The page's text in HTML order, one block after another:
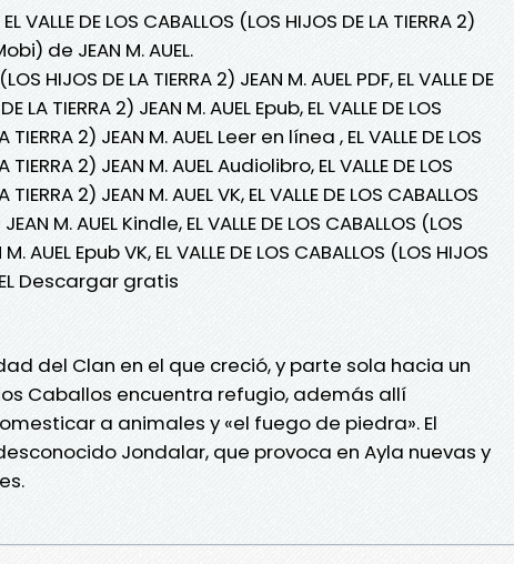
DE LOS CABALLOS (LOS HIJOS DE LA TIERRA 2)
de JEAN M. AUEL.
HIJOS DE LA TIERRA 2) JEAN M. AUEL PDF, EL VALLE DE
LA TIERRA 2) JEAN M. AUEL Epub, EL VALLE DE LOS
TIERRA 2) JEAN M. AUEL Leer en línea , EL VALLE DE LOS
TIERRA 2) JEAN M. AUEL Audiolibro, EL VALLE DE LOS
2) JEAN M. AUEL VK, EL VALLE DE LOS CABALLOS
M. AUEL Kindle, EL VALLE DE LOS CABALLOS (LOS
AUEL Epub VK, EL VALLE DE LOS CABALLOS (LOS HIJOS
Descargar gratis
del Clan en el que creció, y parte sola hacia un
Caballos encuentra refugio, además allí
a animales y «el fuego de piedra». El
Jondalar, que provoca en Ayla nuevas y